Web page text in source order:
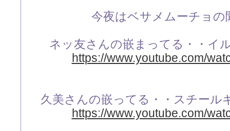
今夜はベサメムーチョの
ネッ友さんの嵌まってる・・イ
https://www.youtube.com/
久美さんの嵌ってる・・スチール
https://www.youtube.com/